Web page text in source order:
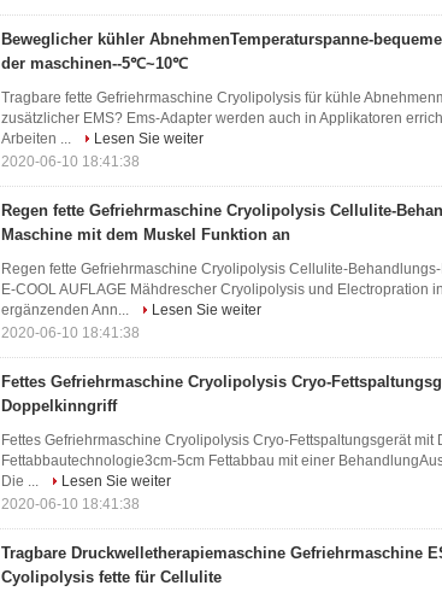
Beweglicher kühler AbnehmenTemperaturspanne-
der maschinen--5℃~10℃
Tragbare fette Gefriehrmaschine Cryolipolysis für kühle
zusätzlicher EMS? Ems-Adapter werden auch in Applikatoren
Arbeiten ...
Lesen Sie weiter
2020-06-10 18:41:38
Regen fette Gefriehrmaschine Cryolipolysis Cellulite-
Maschine mit dem Muskel Funktion an
Regen fette Gefriehrmaschine Cryolipolysis Cellulite-
E-COOL AUFLAGE Mähdrescher Cryolipolysis und Electropration
ergänzenden Ann...
Lesen Sie weiter
2020-06-10 18:41:38
Fettes Gefriehrmaschine Cryolipolysis Cryo-
Doppelkinngriff
Fettes Gefriehrmaschine Cryolipolysis Cryo-Fettspaltungsgerät
Fettabbautechnologie3cm-5cm Fettabbau mit einer
Die ...
Lesen Sie weiter
2020-06-10 18:41:38
Tragbare Druckwelletherapiemaschine Gefriehrmaschine
Cyolipolysis fette für Cellulite